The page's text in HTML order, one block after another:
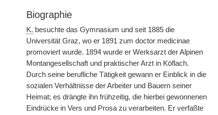
Biographie
K. besuchte das Gymnasium und seit 1885 die
Universität Graz, wo er 1891 zum doctor medicinae
promoviert wurde. 1894 wurde er Werksarzt der Alpinen
Montangesellschaft und praktischer Arzt in Köflach.
Durch seine berufliche Tätigkeit gewann er Einblick in die
sozialen Verhältnisse der Arbeiter und Bauern seiner
Heimat; es drängte ihn frühzeitig, die hierbei gewonnenen
Eindrücke in Vers und Prosa zu verarbeiten. Er verfaßte